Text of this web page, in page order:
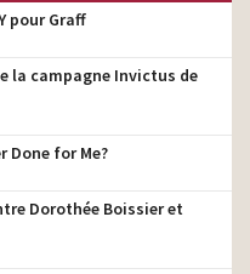
pour Graff
la campagne Invictus de
Done for Me?
Dorothée Boissier et